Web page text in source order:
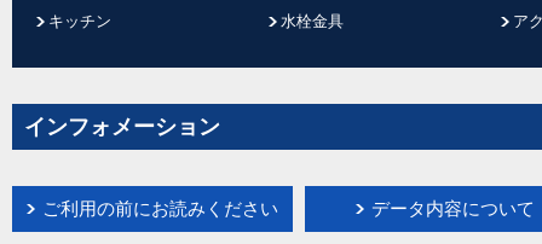
キッチン
水栓金具 ア
インフォメーション
ご利用の前にお読みください データ内容について